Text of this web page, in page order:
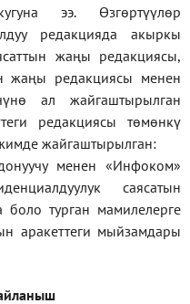
ээ. Өзгөртүүлөр
редакцияда акыркы
жаңы редакциясы,
жаңы редакциясы менен
ал жайгаштырылган
редакциясы төмөнкү
жайгаштырылган:
менен «Инфоком»
саясатын
боло турган мамилелерге
аракеттеги мыйзамдары